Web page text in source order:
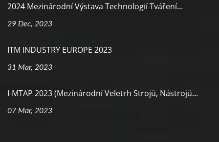
2024 Mezinárodní Výstava Technologií Tváření...
29 Dec, 2023
ITM INDUSTRY EUROPE 2023
31 Mar, 2023
I-MTAP 2023 (Mezinárodní Veletrh Strojů, Nástrojů...
07 Mar, 2023